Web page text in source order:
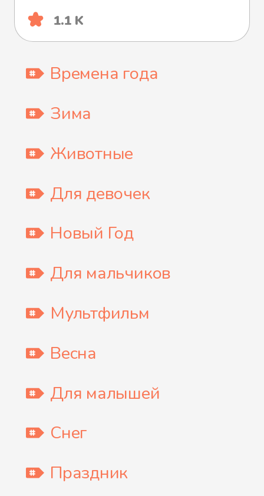
1.1 K
Времена года
Зима
Животные
Для девочек
Новый Год
Для мальчиков
Мультфильм
Весна
Для малышей
Снег
Праздник